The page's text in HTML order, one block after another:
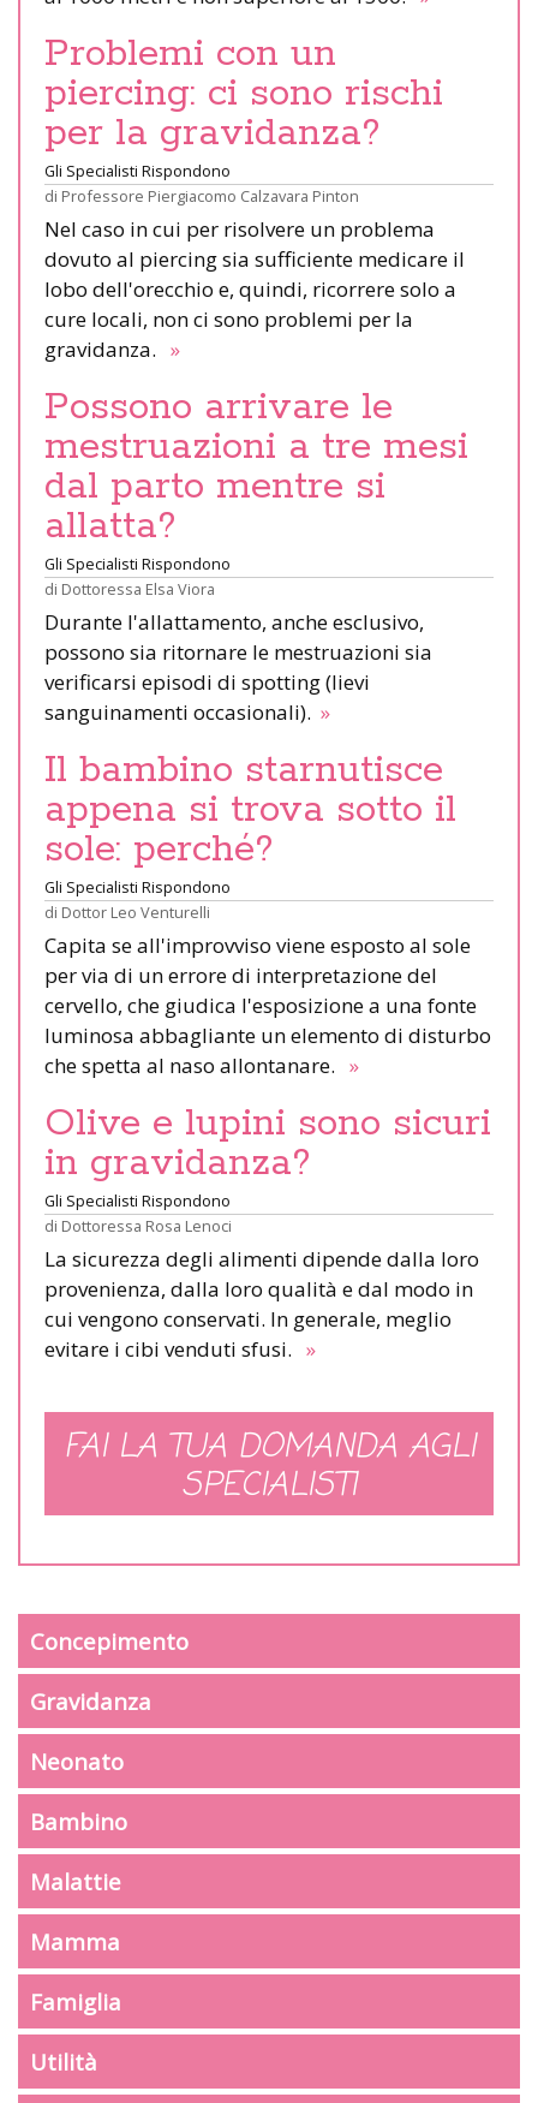
Problemi con un
piercing: ci sono rischi
per la gravidanza?
Gli Specialisti Rispondono
di Professore Piergiacomo Calzavara Pinton
Nel caso in cui per risolvere un problema
dovuto al piercing sia sufficiente medicare il
lobo dell'orecchio e, quindi, ricorrere solo a
cure locali, non ci sono problemi per la
gravidanza. »
Possono arrivare le
mestruazioni a tre mesi
dal parto mentre si
allatta?
Gli Specialisti Rispondono
di Dottoressa Elsa Viora
Durante l'allattamento, anche esclusivo,
possono sia ritornare le mestruazioni sia
verificarsi episodi di spotting (lievi
sanguinamenti occasionali). »
Il bambino starnutisce
appena si trova sotto il
sole: perché?
Gli Specialisti Rispondono
di Dottor Leo Venturelli
Capita se all'improvviso viene esposto al sole
per via di un errore di interpretazione del
cervello, che giudica l'esposizione a una fonte
luminosa abbagliante un elemento di disturbo
che spetta al naso allontanare. »
Olive e lupini sono sicuri
in gravidanza?
Gli Specialisti Rispondono
di Dottoressa Rosa Lenoci
La sicurezza degli alimenti dipende dalla loro
provenienza, dalla loro qualità e dal modo in
cui vengono conservati. In generale, meglio
evitare i cibi venduti sfusi. »
FAI LA TUA DOMANDA AGLI
SPECIALISTI
Concepimento
Gravidanza
Neonato
Bambino
Malattie
Mamma
Famiglia
Utilità